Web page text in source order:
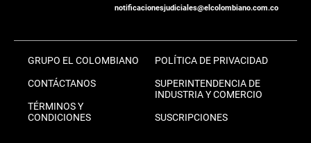
notificacionesjudiciales@elcolombiano.com.co
GRUPO EL COLOMBIANO
CONTÁCTANOS
TÉRMINOS Y
CONDICIONES
POLÍTICA DE PRIVACIDAD
SUPERINTENDENCIA DE
INDUSTRIA Y COMERCIO
SUSCRIPCIONES